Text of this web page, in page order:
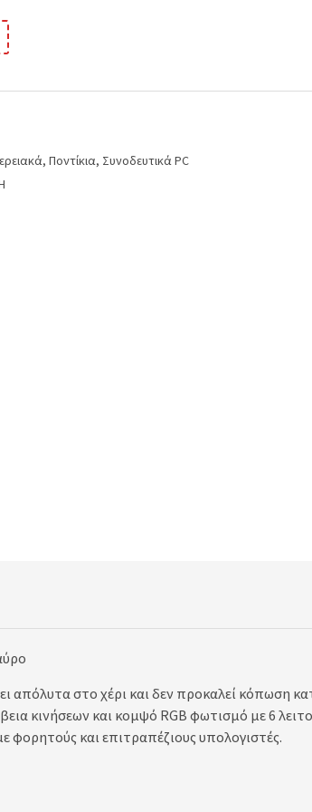
, Ποντίκια, Συνοδευτικά PC
στο χέρι και δεν προκαλεί κόπωση
κινήσεων και κομψό RGB φωτισμό με 6
φορητούς και επιτραπέζιους υπολογιστές.